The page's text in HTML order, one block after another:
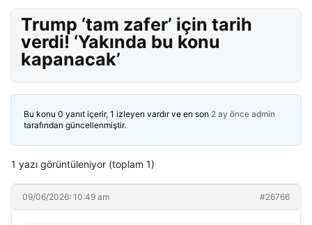
Trump ‘tam zafer’ için tarih
verdi! ‘Yakında bu konu
kapanacak’
Bu konu 0 yanıt içerir, 1 izleyen vardır ve en son 2 ay önce admin
tarafından güncellenmiştir.
1 yazı görüntüleniyor (toplam 1)
09/06/2026: 10:49 am #26766